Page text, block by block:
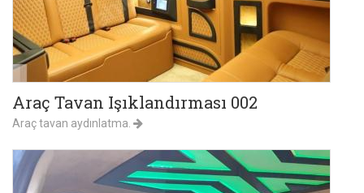
Araç Tavan Işıklandırması 002
Araç tavan aydınlatma.